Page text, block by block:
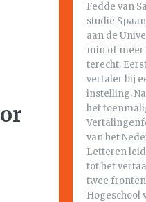
Fedde van
studie
aan de
min of meer
terecht.
vertaler bij
instelling.
het
van het
Letteren
tot het
twee
Hogeschool